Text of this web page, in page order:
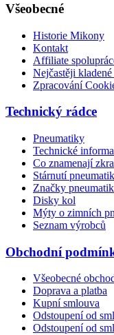
Všeobecné
Historie Mikony
Kontakt
Affiliate
Nejčastěji
Zpracování
Technický rádce
Pneumatiky
Technické
Co znamenají
Stárnutí pneumatik
Značky pneumatik
Disky kol
Mýty o zimních
Seznam výrobců
Obchodní
Všeobecné
Doprava a platba
Kupní smlouva
Odstoupení od
Odstoupení od